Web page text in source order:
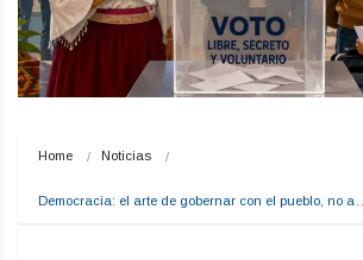
Home Noticias
Democracia: el arte de gobernar con el pueblo, no a…